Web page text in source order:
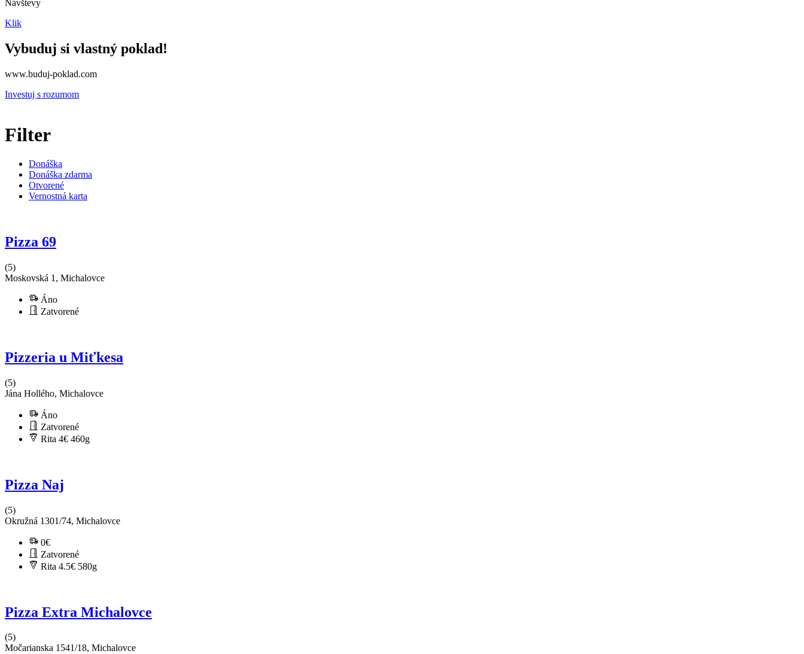
Návštevy
Klik
Vybuduj si vlastný poklad!
www.buduj-poklad.com
Investuj s rozumom
Filter
Donáška
Donáška zdarma
Otvorené
Vernostná karta
Pizza 69
(5)
Moskovská 1, Michalovce
Áno
Zatvorené
Pizzeria u Miťkesa
(5)
Jána Hollého, Michalovce
Áno
Zatvorené
Rita 4€ 460g
Pizza Naj
(5)
Okružná 1301/74, Michalovce
0€
Zatvorené
Rita 4.5€ 580g
Pizza Extra Michalovce
(5)
Močarianska 1541/18, Michalovce